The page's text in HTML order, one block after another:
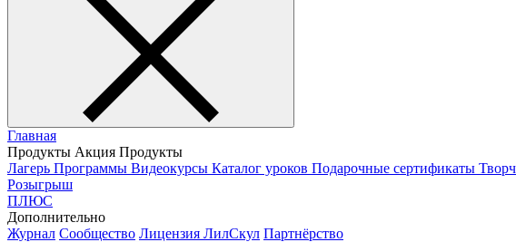
Главная
Продукты Акция Продукты
Лагерь Программы Видеокурсы Каталог уроков Подарочные сертификаты
Розыгрыш
ПЛЮС
Дополнительно
Журнал Сообщество Лицензия ЛилСкул Партнёрство